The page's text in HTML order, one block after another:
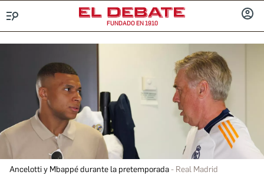
FUNDADO EN 1910
Ancelotti y Mbappé durante la pretemporada Real Madrid